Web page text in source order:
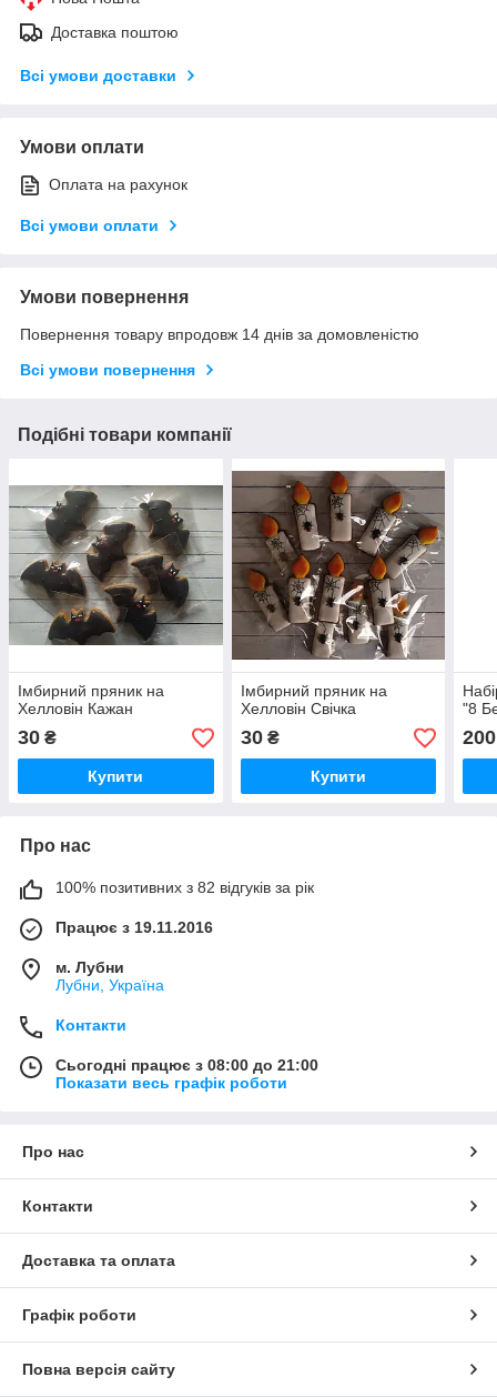
Доставка поштою
Всі умови доставки
Умови оплати
Оплата на рахунок
Всі умови оплати
Умови повернення
Повернення товару впродовж 14 днів за домовленістю
Всі умови повернення
Подібні товари компанії
Імбирний пряник на
Хелловін Кажан
30 ₴
Купити
Імбирний пряник на
Хелловін Свічка
30₴
Купити
"8
200
Про нас
100% позитивних з 82 відгуків за рік
Працює з 19.11.2016
м. Лубни
Лубни, Україна
Контакти
Сьогодні працює з 08:00 до 21:00
Показати весь графік роботи
Про нас
Контакти
Доставка та оплата
Графік роботи
Повна версія сайту